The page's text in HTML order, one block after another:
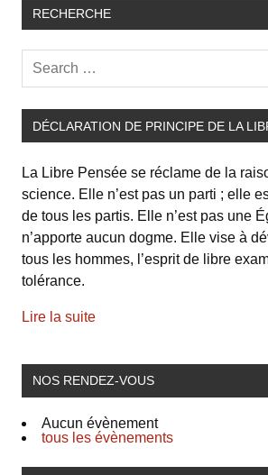
RECHERCHE
DÉCLARATION DE PRINCIPE DE LA
La Libre Pensée se réclame de la
science. Elle n’est pas un parti ; elle
de tous les partis. Elle n’est pas une
n’apporte aucun dogme. Elle vise à
tous les hommes, l’esprit de libre
tolérance.
Lire la suite
NOS RENDEZ-VOUS
Aucun évènement
tous les évènements